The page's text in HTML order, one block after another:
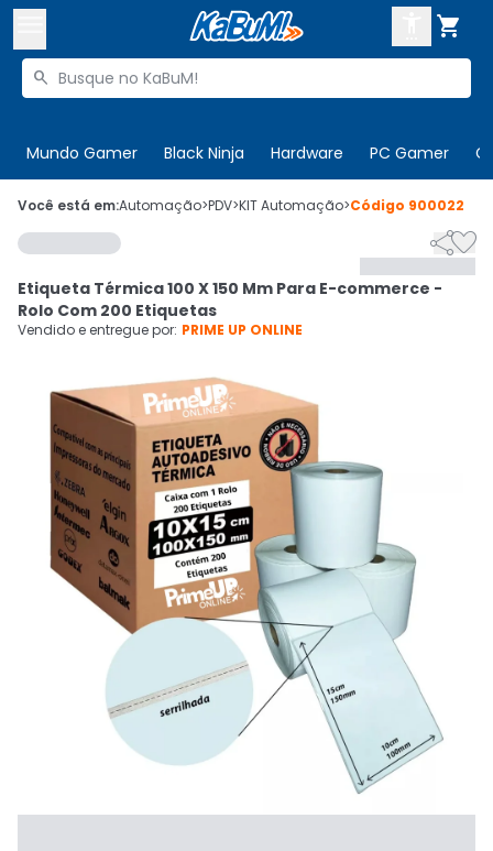

Buscar produtos

Mundo Gamer Black Ninja Hardware PC Gamer
 Olá. Acesse sua conta
 Departamentos
Cupons
Ativar tradutor em libras
CADASTRE-SE
Você está em:Automação>PDV>KIT Automação>Código 900022

Etiqueta Térmica 100 X 150 Mm Para E-commerce -
Rolo Com 200 Etiquetas
Vendido e entregue por: PRIME UP ONLINE